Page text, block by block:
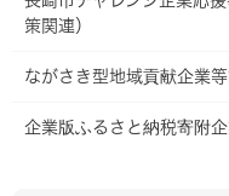
策関連）
ながさき型地域貢献企業
企業版ふるさと納税寄附